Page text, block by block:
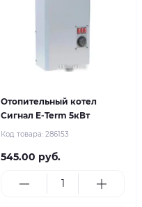
Отопительный котел
Сигнал E-Term 5кВт
Код товара: 286153
545.00 руб.